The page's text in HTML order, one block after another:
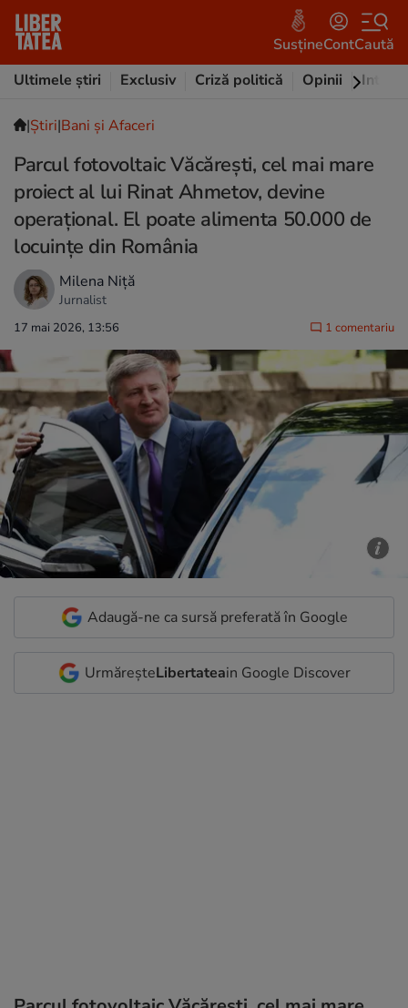
SusțineContCaută
Ultimele știri
Exclusiv Criză politică Opinii
|Ştiri|Bani și Afaceri
Parcul fotovoltaic Văcărești, cel mai mare
proiect al lui Rinat Ahmetov, devine
operațional. El poate alimenta 50.000 de
locuințe din România
Milena Niță
Jurnalist
17 mai 2026, 13:56 1 comentariu
Adaugă-ne ca sursă preferată în Google
UrmăreșteLibertateain Google Discover